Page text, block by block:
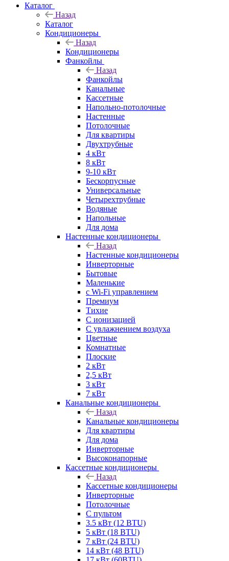
Каталог
Назад
Каталог
Кондиционеры
Назад
Кондиционеры
Фанкойлы
Назад
Фанкойлы
Канальные
Кассетные
Напольно-потолочные
Настенные
Потолочные
Для квартиры
Двухтрубные
4 кВт
8 кВт
9-10 кВт
Бескорпусные
Универсальные
Четырехтрубные
Водяные
Напольные
Для дома
Настенные кондиционеры
Назад
Настенные кондиционеры
Инверторные
Бытовые
Маленькие
с Wi-Fi управлением
Премиум
Тихие
С ионизацией
С увлажнением воздуха
Цветные
Комнатные
Плоские
2 кВт
2,5 кВт
3 кВт
7 кВт
Канальные кондиционеры
Назад
Канальные кондиционеры
Для квартиры
Для дома
Инверторные
Высоконапорные
Кассетные кондиционеры
Назад
Кассетные кондиционеры
Инверторные
Потолочные
С пультом
3.5 кВт (12 BTU)
5 кВт (18 BTU)
7 кВт (24 BTU)
14 кВт (48 BTU)